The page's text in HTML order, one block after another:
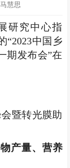
慧思
研究中心指
“2023中国乡
期发布会”在
暨转光膜助
产量、营养